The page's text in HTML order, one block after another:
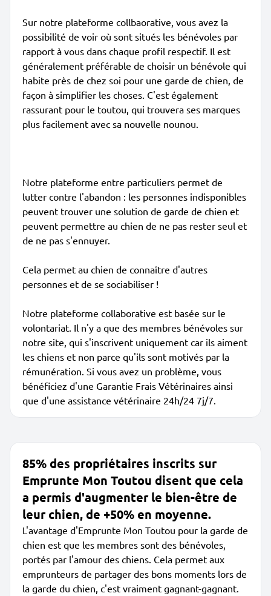
Sur notre plateforme collbaorative, vous avez la
possibilité de voir où sont situés les bénévoles par
rapport à vous dans chaque profil respectif. Il est
généralement préférable de choisir un bénévole qui
habite près de chez soi pour une garde de chien, de
façon à simplifier les choses. C'est également
rassurant pour le toutou, qui trouvera ses marques
plus facilement avec sa nouvelle nounou.
Notre plateforme entre particuliers permet de
lutter contre l'abandon : les personnes indisponibles
peuvent trouver une solution de garde de chien et
peuvent permettre au chien de ne pas rester seul et
de ne pas s'ennuyer.
Cela permet au chien de connaître d'autres
personnes et de se sociabiliser !
Notre plateforme collaborative est basée sur le
volontariat. Il n'y a que des membres bénévoles sur
notre site, qui s'inscrivent uniquement car ils aiment
les chiens et non parce qu'ils sont motivés par la
rémunération. Si vous avez un problème, vous
bénéficiez d'une Garantie Frais Vétérinaires ainsi
que d'une assistance vétérinaire 24h/24 7j/7.
85% des propriétaires inscrits sur
Emprunte Mon Toutou disent que cela
a permis d'augmenter le bien-être de
leur chien, de +50% en moyenne.
L'avantage d'Emprunte Mon Toutou pour la garde de
chien est que les membres sont des bénévoles,
portés par l'amour des chiens. Cela permet aux
emprunteurs de partager des bons moments lors de
la garde du chien, c'est vraiment gagnant-gagnant.